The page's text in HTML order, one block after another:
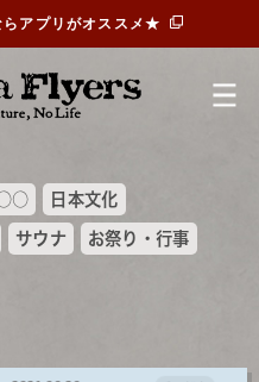
○○ 日本文化
サウナ お祭り・行事
アプリがオススメ★